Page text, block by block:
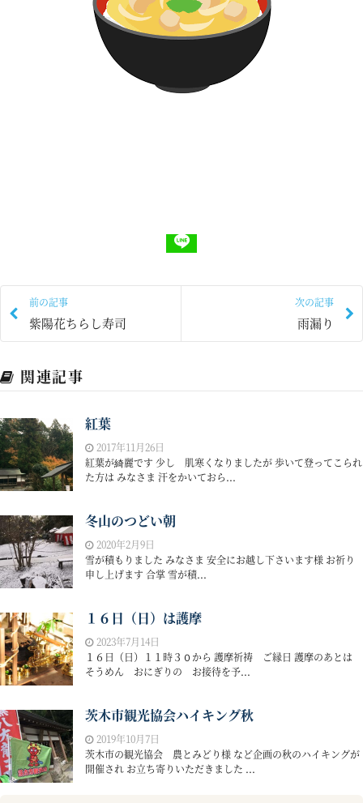
前の記事
紫陽花ちらし寿司
次の記事
雨漏り
関連記事
紅葉
2017年11月26日
紅葉が綺麗です 少し 肌寒くなりましたが 歩いて登ってこられ
た方は みなさま 汗をかいておら...
冬山のつどい朝
2020年2月9日
雪が積もりました みなさま 安全にお越し下さいます様 お祈り
申し上げます 合掌 雪が積...
１６日（日）は護摩
2023年7月14日
１６日（日）１１時３０から 護摩祈祷 ご縁日 護摩のあとは
そうめん おにぎりの お接待を予...
茨木市観光協会ハイキング秋
2019年10月7日
茨木市の観光協会 農とみどり様 など企画の秋のハイキングが
開催され お立ち寄りいただきました ...